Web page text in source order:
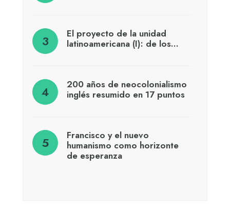
El proyecto de la unidad
latinoamericana (I): de los…
200 años de neocolonialismo
inglés resumido en 17 puntos
Francisco y el nuevo
humanismo como horizonte
de esperanza